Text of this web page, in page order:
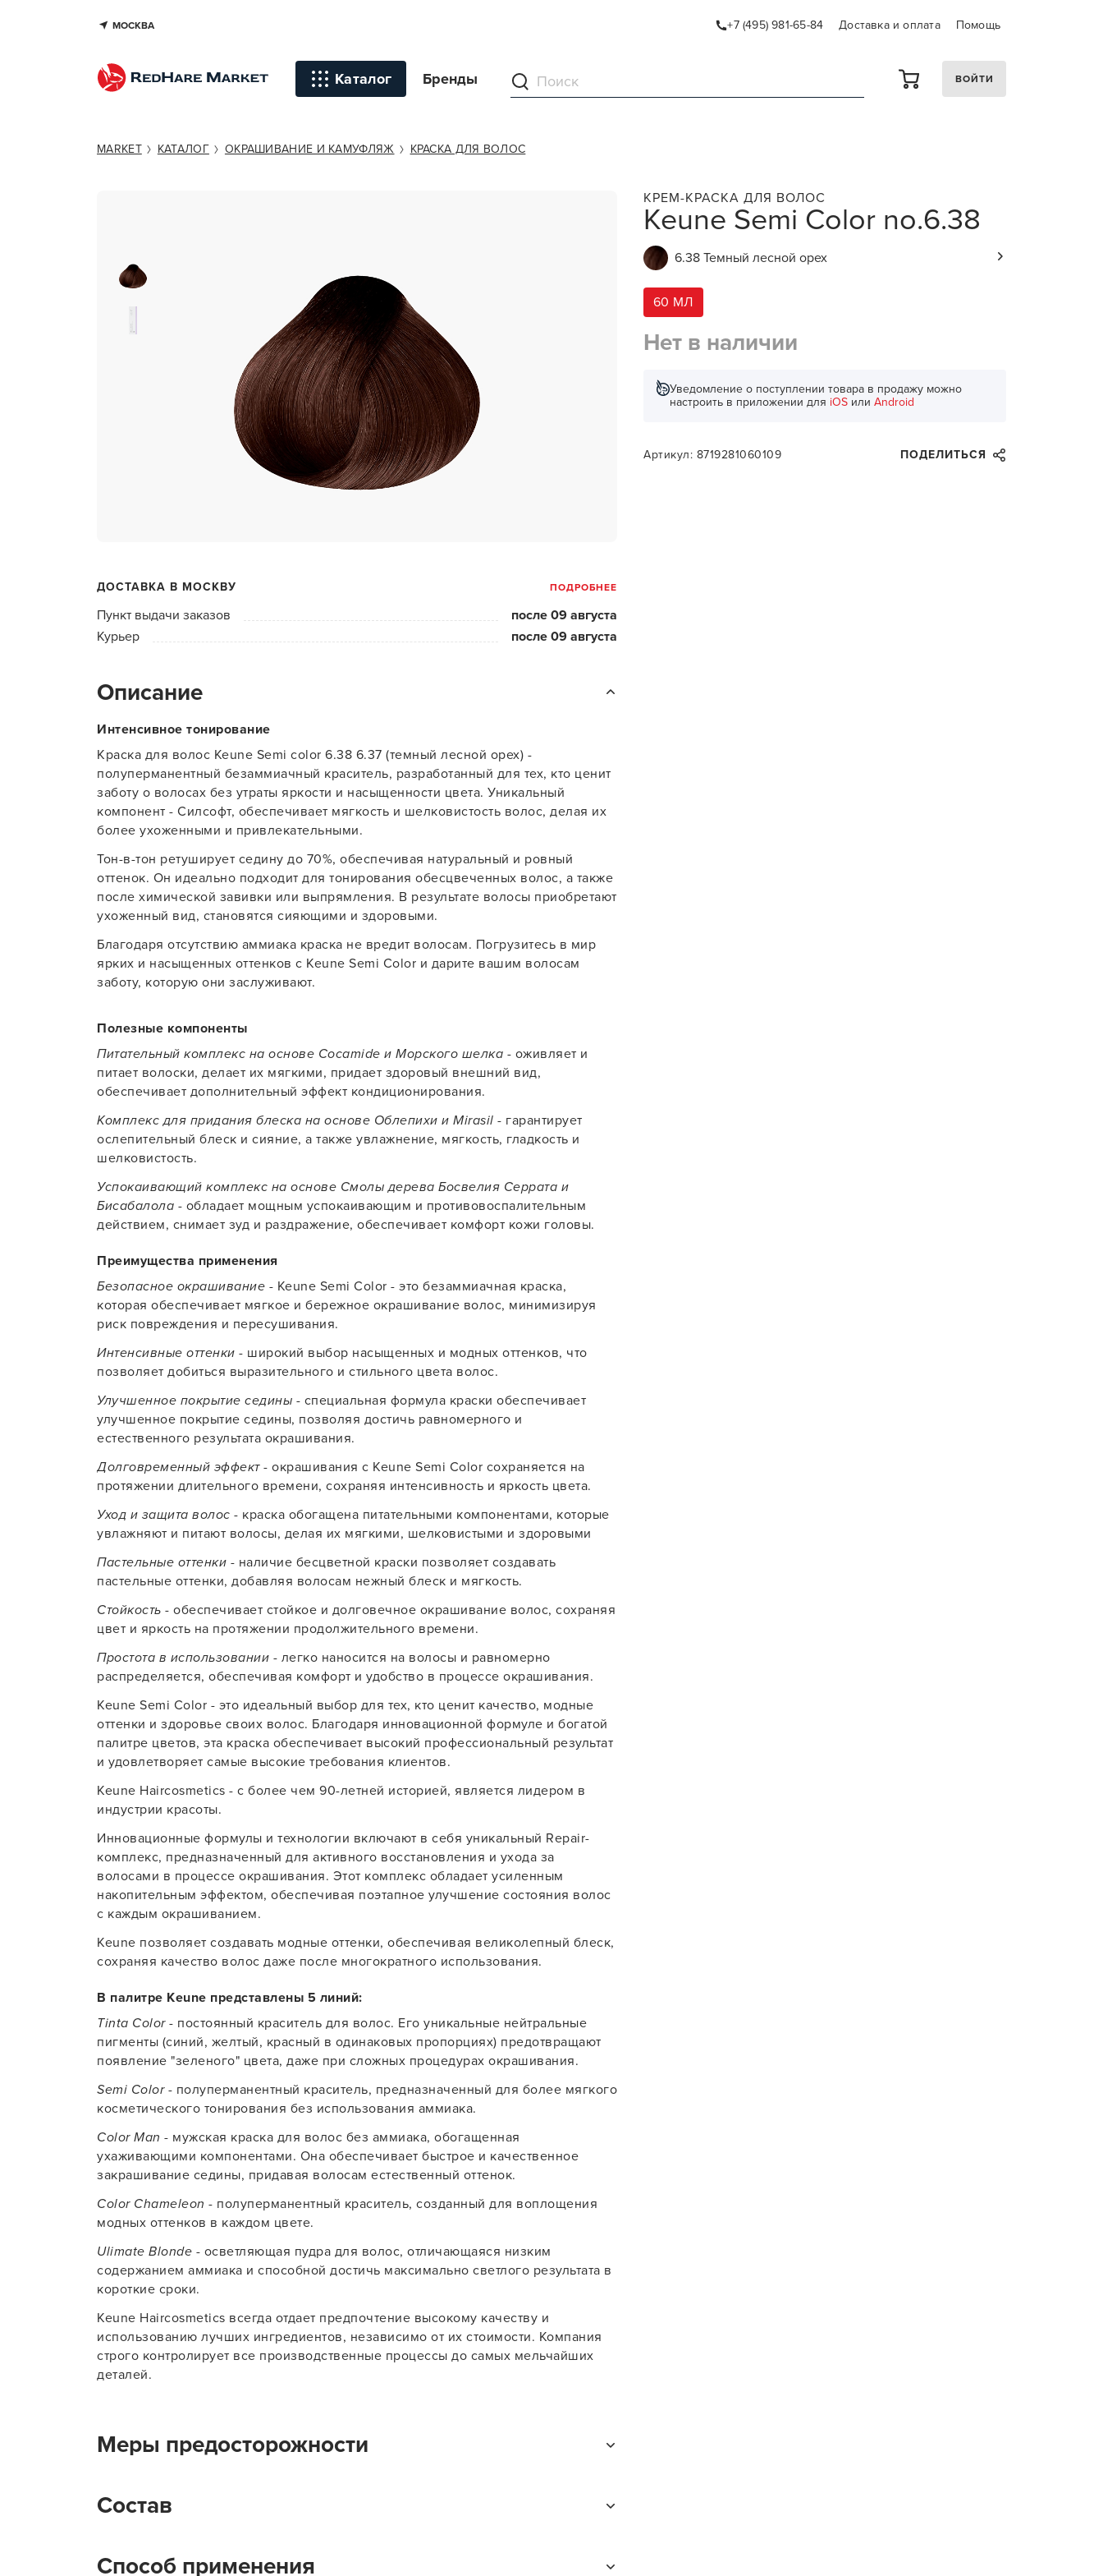
МОСКВА +7 (495) 981-65-84 Доставка и оплата Помощь
Каталог Бренды ВОЙТИ
Инструменты
Стайлинг
Окрашивание и камуфляж
Средства для бритья и
ухода за бородой
Глубокая очистка и detox
Кератин и ботокс для волос
Химзавивка и
химвыпрямление
фартуки и одежда
Для обучения
MARKET КАТАЛОГ ОКРАШИВАНИЕ И КАМУФЛЯЖ КРАСКА ДЛЯ ВОЛОС
Keune Semi Color no.6.38
КРЕМ-КРАСКА ДЛЯ ВОЛОС
6.38 Темный лесной орех
60 МЛ
Нет в наличии
Уведомление о поступлении товара в продажу можно
настроить в приложении для iOS или Android
Артикул: 8719281060109 ПОДЕЛИТЬСЯ
ДОСТАВКА В МОСКВУ ПОДРОБНЕЕ
Пункт выдачи заказов
после 09 августа
Курьер
после 09 августа
Описание
Интенсивное тонирование
Краска для волос Keune Semi color 6.38 6.37 (темный лесной орех) -
полуперманентный безаммиачный краситель, разработанный для тех, кто ценит
заботу о волосах без утраты яркости и насыщенности цвета. Уникальный
компонент - Силсофт, обеспечивает мягкость и шелковистость волос, делая их
более ухоженными и привлекательными.
Тон-в-тон ретуширует седину до 70%, обеспечивая натуральный и ровный
оттенок. Он идеально подходит для тонирования обесцвеченных волос, а также
после химической завивки или выпрямления. В результате волосы приобретают
ухоженный вид, становятся сияющими и здоровыми.
Благодаря отсутствию аммиака краска не вредит волосам. Погрузитесь в мир
ярких и насыщенных оттенков с Keune Semi Color и дарите вашим волосам
заботу, которую они заслуживают.
Полезные компоненты
Питательный комплекс на основе Cocamide и Морского шелка - оживляет и
питает волоски, делает их мягкими, придает здоровый внешний вид,
обеспечивает дополнительный эффект кондиционирования.
Комплекс для придания блеска на основе Облепихи и Mirasil - гарантирует
ослепительный блеск и сияние, а также увлажнение, мягкость, гладкость и
шелковистость.
Успокаивающий комплекс на основе Смолы дерева Босвелия Серрата и
Бисабалола - обладает мощным успокаивающим и противовоспалительным
действием, снимает зуд и раздражение, обеспечивает комфорт кожи головы.
Преимущества применения
Безопасное окрашивание - Keune Semi Color - это безаммиачная краска,
которая обеспечивает мягкое и бережное окрашивание волос, минимизируя
риск повреждения и пересушивания.
Интенсивные оттенки - широкий выбор насыщенных и модных оттенков, что
позволяет добиться выразительного и стильного цвета волос.
Улучшенное покрытие седины - специальная формула краски обеспечивает
улучшенное покрытие седины, позволяя достичь равномерного и
естественного результата окрашивания.
Долговременный эффект- окрашивания с Keune Semi Color сохраняется на
протяжении длительного времени, сохраняя интенсивность и яркость цвета.
Уход и защита волос - краска обогащена питательными компонентами, которые
увлажняют и питают волосы, делая их мягкими, шелковистыми и здоровыми
Пастельные оттенки - наличие бесцветной краски позволяет создавать
пастельные оттенки, добавляя волосам нежный блеск и мягкость.
Стойкость - обеспечивает стойкое и долговечное окрашивание волос, сохраняя
цвет и яркость на протяжении продолжительного времени.
Простота в использовании - легко наносится на волосы и равномерно
распределяется, обеспечивая комфорт и удобство в процессе окрашивания.
Keune Semi Color - это идеальный выбор для тех, кто ценит качество, модные
оттенки и здоровье своих волос. Благодаря инновационной формуле и богатой
палитре цветов, эта краска обеспечивает высокий профессиональный результат
и удовлетворяет самые высокие требования клиентов.
Keune Haircosmetics - с более чем 90-летней историей, является лидером в
индустрии красоты.
Инновационные формулы и технологии включают в себя уникальный Repair-
комплекс, предназначенный для активного восстановления и ухода за
волосами в процессе окрашивания. Этот комплекс обладает усиленным
накопительным эффектом, обеспечивая поэтапное улучшение состояния волос
с каждым окрашиванием.
Keune позволяет создавать модные оттенки, обеспечивая великолепный блеск,
сохраняя качество волос даже после многократного использования.
В палитре Keune представлены 5 линий:
Tinta Color- постоянный краситель для волос. Его уникальные нейтральные
пигменты (синий, желтый, красный в одинаковых пропорциях) предотвращают
появление "зеленого" цвета, даже при сложных процедурах окрашивания.
Semi Color- полуперманентный краситель, предназначенный для более мягкого
косметического тонирования без использования аммиака.
Color Man - мужская краска для волос без аммиака, обогащенная
ухаживающими компонентами. Она обеспечивает быстрое и качественное
закрашивание седины, придавая волосам естественный оттенок.
Color Chameleon - полуперманентный краситель, созданный для воплощения
модных оттенков в каждом цвете.
Ulimate Blonde - осветляющая пудра для волос, отличающаяся низким
содержанием аммиака и способной достичь максимально светлого результата в
короткие сроки.
Keune Haircosmetics всегда отдает предпочтение высокому качеству и
использованию лучших ингредиентов, независимо от их стоимости. Компания
строго контролирует все производственные процессы до самых мельчайших
деталей.
Меры предосторожности
их водой или обратитесь за помощью к профильному специалисту.
Состав
Способ применения
У нас есть приложение
для твоего смартфона!
В новом приложении RedHare Market
смотреть товары и оформлять заказы —
сейчас!